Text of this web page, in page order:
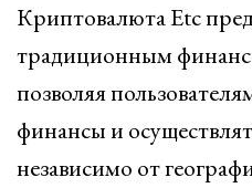
Криптовалюта Etc
традиционным
позволяя
финансы и
независимо от